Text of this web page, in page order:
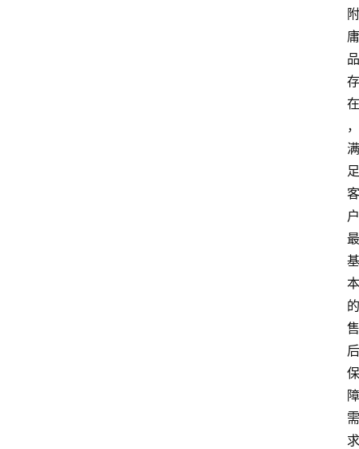
附
庸
品
存
在
，
满
足
客
户
最
基
本
的
售
后
保
障
需
求